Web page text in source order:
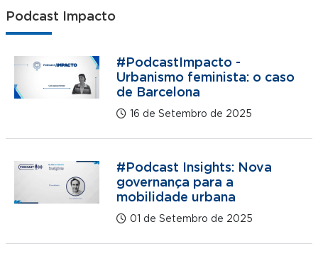
Podcast Impacto
#PodcastImpacto -
Urbanismo feminista: o caso
de Barcelona
16 de Setembro de 2025
#Podcast Insights: Nova
governança para a
mobilidade urbana
01 de Setembro de 2025